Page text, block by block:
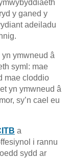
y ganed y
adeiladu
yn ymwneud â
syml: mae
mae cloddio
yn ymwneud â
sy’n cael eu
a
i rannu
sydd ar